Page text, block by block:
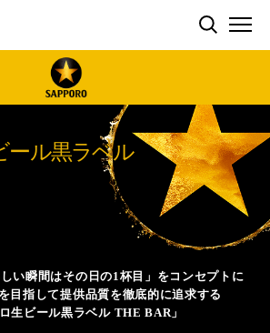
検索する
ラベル WAGON 出展FES
ラベル WAGON -LIVE DRAFT-
黒ラベル アワード
トラン」コラボキャンペーン
プロジェクト「GET A STAR
ァンゲリオン』30th Anniv.
黒ラベル 『THE STAR JAM』
星になれ。」限定デザイン缶数量限
黒ラベル
提案する
黒ラベル
黒ラベル THE BAR
黒ラベルが飲めるお店
ール黒ラベル
しい瞬間はその日の1杯目」をコンセプトに
目指して提供品質を徹底的に追求する
ロ生ビール黒ラベル THE BAR」